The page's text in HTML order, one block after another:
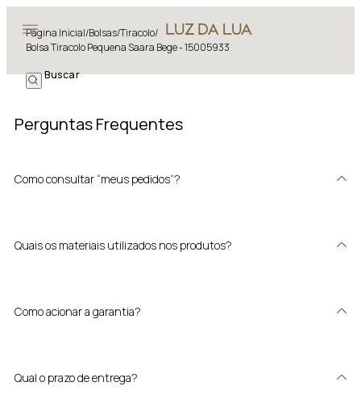
Página Inicial/Bolsas/Tiracolo/
Bolsa Tiracolo Pequena Saara Bege - 15005933
Perguntas Frequentes
Como consultar “meus pedidos”?
Quais os materiais utilizados nos produtos?
Como acionar a garantia?
Qual o prazo de entrega?